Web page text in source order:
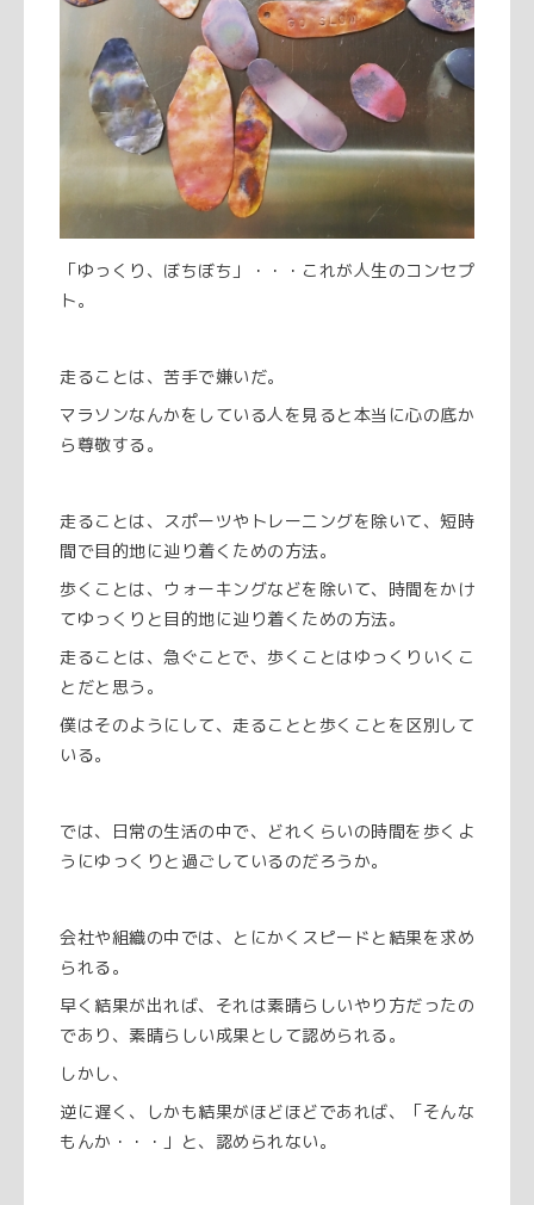
「ゆっくり、ぼちぼち」・・・これが人生のコンセプ
ト。
走ることは、苦手で嫌いだ。
マラソンなんかをしている人を見ると本当に心の底か
ら尊敬する。
走ることは、スポーツやトレーニングを除いて、短時
間で目的地に辿り着くための方法。
歩くことは、ウォーキングなどを除いて、時間をかけ
てゆっくりと目的地に辿り着くための方法。
走ることは、急ぐことで、歩くことはゆっくりいくこ
とだと思う。
僕はそのようにして、走ることと歩くことを区別して
いる。
では、日常の生活の中で、どれくらいの時間を歩くよ
うにゆっくりと過ごしているのだろうか。
会社や組織の中では、とにかくスピードと結果を求め
られる。
早く結果が出れば、それは素晴らしいやり方だったの
であり、素晴らしい成果として認められる。
しかし、
逆に遅く、しかも結果がほどほどであれば、「そんな
もんか・・・」と、認められない。